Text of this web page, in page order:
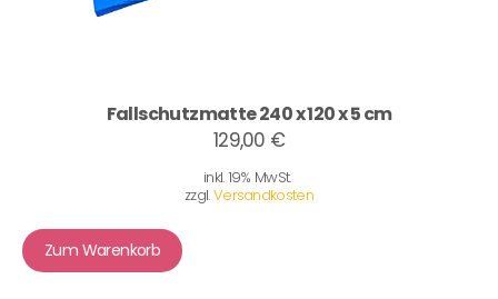
Fallschutzmatte 240 x 120 x 5 cm
129,00 €
inkl. 19% MwSt.
zzgl.Versandkosten
Zum Warenkorb